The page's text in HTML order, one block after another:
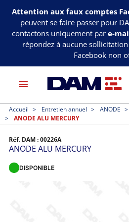
Attention aux faux comptes
peuvent se faire passer pour
contactons uniquement par e-
répondez à aucune
Facebook non
menu
Accueil Entretien annuel ANODE
ANODE ALU MERCURY
Réf. DAM :00226A
ANODE ALU MERCURY
DISPONIBLE